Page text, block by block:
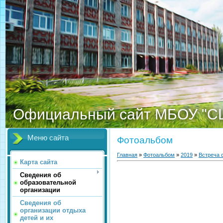
Официальный сайт МБОУ
Меню сайта
Карта сайта
Сведения об
образовательной
организации
Сведения об
организации отдыха
детей и их
Фотоальбом
Главная » Фотоальбом » 2019 » Встреча